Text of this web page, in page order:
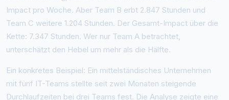
Impact pro Woche. Aber Team B erbt 2.847 Stunden und
Team C weitere 1.204 Stunden. Der Gesamt-Impact über die
Kette: 7.347 Stunden. Wer nur Team A betrachtet,
unterschätzt den Hebel um mehr als die Hälfte.
Ein konkretes Beispiel: Ein mittelständisches Unternehmen
mit fünf IT-Teams stellte seit zwei Monaten steigende
Durchlaufzeiten bei drei Teams fest. Die Analyse zeigte eine